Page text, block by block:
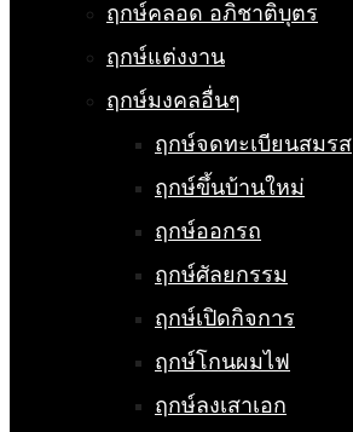
ฤกษ์คลอด อภิชาติบุตร
ฤกษ์แต่งงาน
ฤกษ์มงคลอื่นๆ
ฤกษ์จดทะเบียนสมรส
ฤกษ์ขึ้นบ้านใหม่
ฤกษ์ออกรถ
ฤกษ์ศัลยกรรม
ฤกษ์เปิดกิจการ
ฤกษ์โกนผมไฟ
ฤกษ์ลงเสาเอก